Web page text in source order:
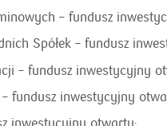
– fundusz
Spółek – fundusz
– fundusz inwestycyjny
– fundusz inwestycyjny